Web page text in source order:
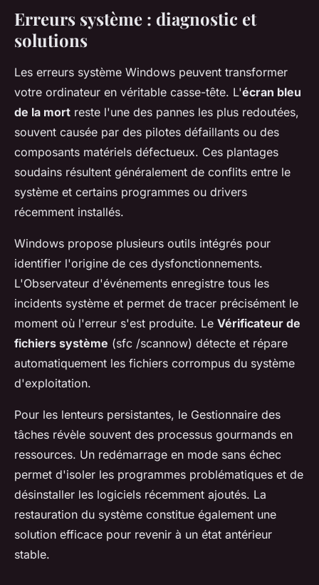
Erreurs système : diagnostic et
solutions
Les erreurs système Windows peuvent transformer
votre ordinateur en véritable casse-tête. L'écran bleu
de la mort reste l'une des pannes les plus redoutées,
souvent causée par des pilotes défaillants ou des
composants matériels défectueux. Ces plantages
soudains résultent généralement de conflits entre le
système et certains programmes ou drivers
récemment installés.
Windows propose plusieurs outils intégrés pour
identifier l'origine de ces dysfonctionnements.
L'Observateur d'événements enregistre tous les
incidents système et permet de tracer précisément le
moment où l'erreur s'est produite. Le Vérificateur de
fichiers système (sfc /scannow) détecte et répare
automatiquement les fichiers corrompus du système
d'exploitation.
Pour les lenteurs persistantes, le Gestionnaire des
tâches révèle souvent des processus gourmands en
ressources. Un redémarrage en mode sans échec
permet d'isoler les programmes problématiques et de
désinstaller les logiciels récemment ajoutés. La
restauration du système constitue également une
solution efficace pour revenir à un état antérieur
stable.